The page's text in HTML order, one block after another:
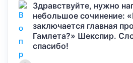
Здравствуйте, нужно
небольшое сочинение:
заключается главная
Гамлета?» Шекспир.
спасибо!